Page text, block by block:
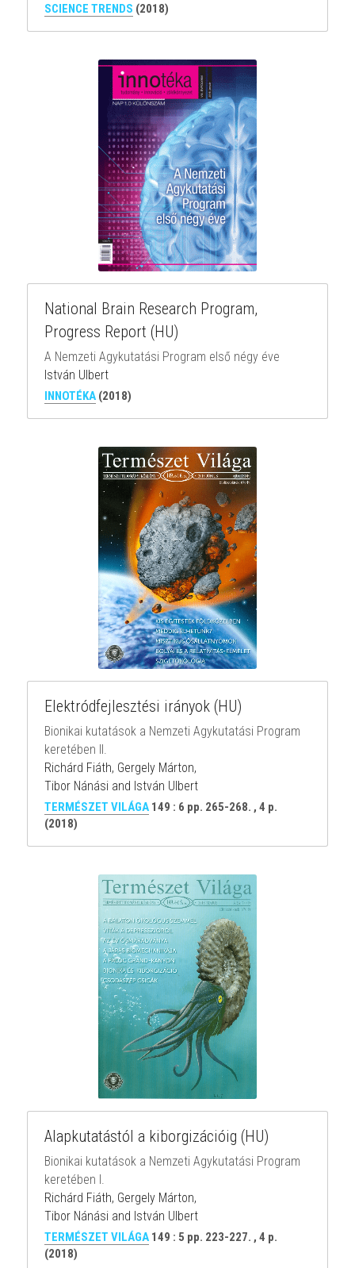
SCIENCE TRENDS (2018)
National Brain Research Program,
Progress Report (HU)
A Nemzeti Agykutatási Program első négy éve
István Ulbert
INNOTÉKA (2018)
Elektródfejlesztési irányok (HU)
Bionikai kutatások a Nemzeti Agykutatási Program
keretében II.
Richárd Fiáth, Gergely Márton,
Tibor Nánási and István Ulbert
TERMÉSZET VILÁGA 149 : 6 pp. 265-268. , 4 p.
(2018)
Alapkutatástól a kiborgizációig (HU)
Bionikai kutatások a Nemzeti Agykutatási Program
keretében I.
Richárd Fiáth, Gergely Márton,
Tibor Nánási and István Ulbert
TERMÉSZET VILÁGA 149 : 5 pp. 223-227. , 4 p.
(2018)